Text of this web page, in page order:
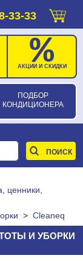
33-33
ПОДБОР
КОНДИЦИОНЕРА
АКЦИИ И СКИДКИ
ценники,
> Cleaneq
И УБОРКИ